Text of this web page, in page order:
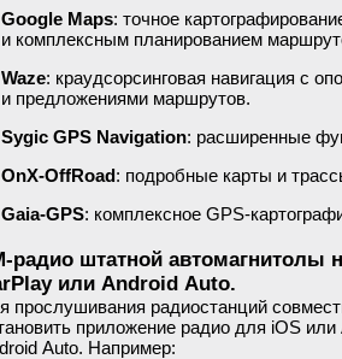
Google Maps: точное
и комплексным планированием
Waze: краудсорсинговая навигация с
и предложениями маршрутов.
Sygic GPS Navigation: расширенные
OnX-OffRoad: подробные карты и
Gaia-GPS: комплексное GPS-
радио штатной автомагнитолы
или Android Auto.
прослушивания радиостанций
приложение радио для iOS
Auto. Например: